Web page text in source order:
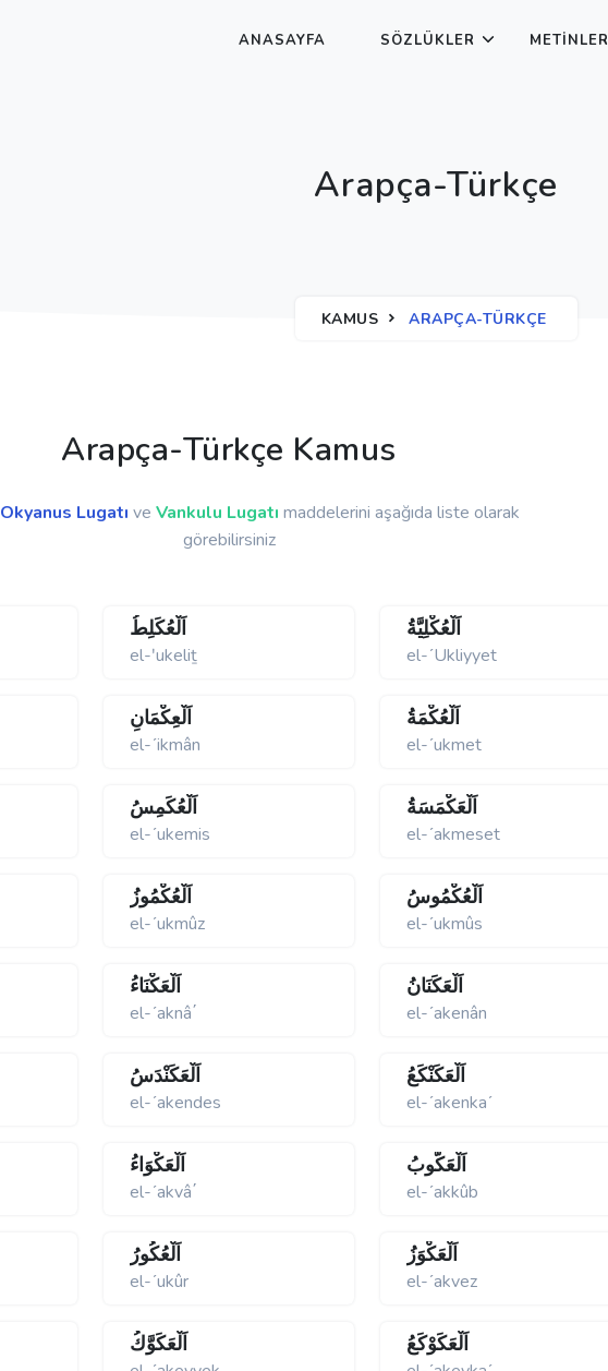
ANASAYFA SÖZLÜKLER METINLER
Arapça-Türkçe
KAMUS ARAPÇA-TÜRKÇE
Arapça-Türkçe Kamus
Okyanus Lugatı ve Vankulu Lugatı maddelerini aşağıda liste olarak
görebilirsiniz
اَلْعُكَلِطُ
el-ʹukeliṯ
اَلْعُكْلِيَّةُ
el-ʹUkliyyet
اَلْعِكْمَانِ
el-ʹikmân
اَلْعُكْمَةُ
el-ʹukmet
اَلْعُكَمِسُ
el-ʹukemis
اَلْعَكْمَسَةُ
el-ʹakmeset
اَلْعُكْمُوزُ
el-ʹukmûz
اَلْعُكْمُوسُ
el-ʹukmûs
اَلْعَكْنَاءُ
el-ʹaknâ΄
اَلْعَكَنَانُ
el-ʹakenân
اَلْعَكَنْدَسُ
el-ʹakendes
اَلْعَكَنْكَعُ
el-ʹakenkaʹ
اَلْعَكْوَاءُ
el-ʹakvâ΄
اَلْعَكُّوبُ
el-ʹakkûb
اَلْعُكُورُ
el-ʹukûr
اَلْعَكْوَزُ
el-ʹakvez
اَلْعَكَوَّكُ اَلْعَكَوْكَعُ